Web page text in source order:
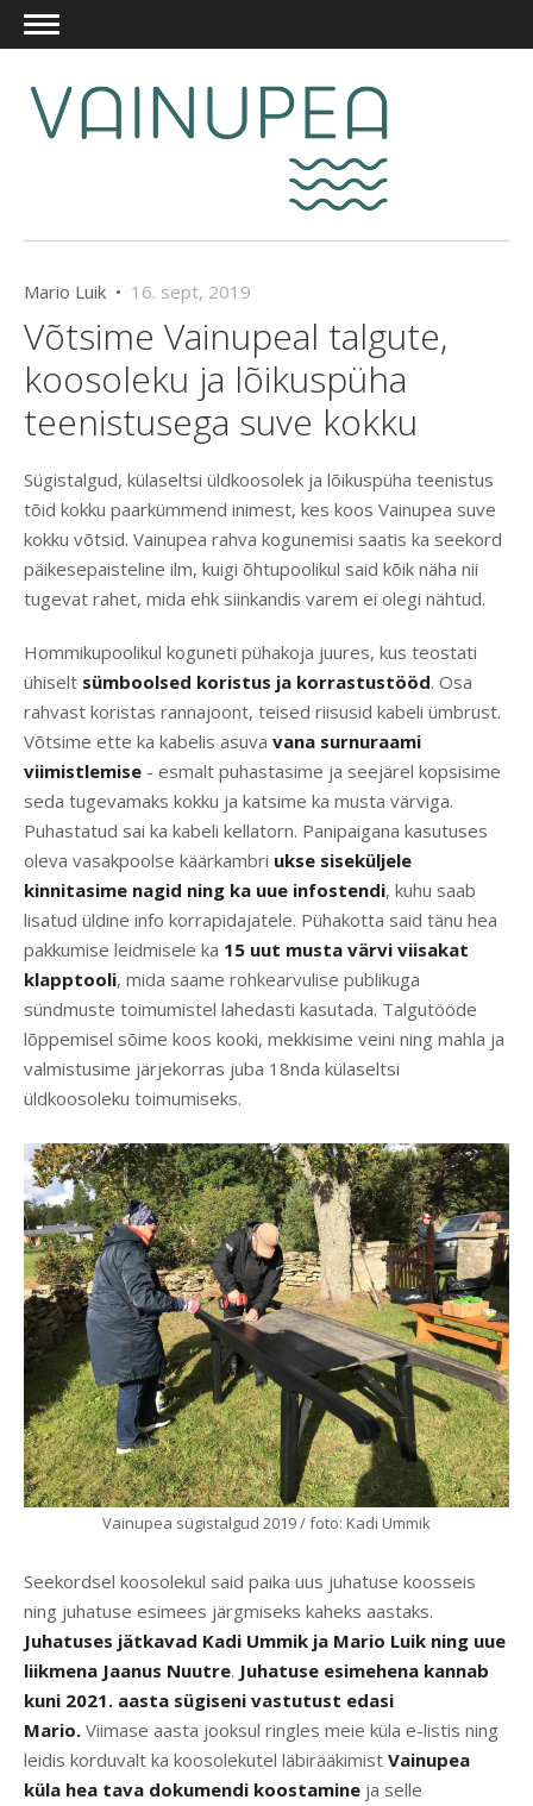
Mario Luik • 16. sept, 2019
Võtsime Vainupeal talgute,
koosoleku ja lõikuspüha
teenistusega suve kokku
Sügistalgud, külaseltsi üldkoosolek ja lõikuspüha teenistus
tõid kokku paarkümmend inimest, kes koos Vainupea suve
kokku võtsid. Vainupea rahva kogunemisi saatis ka seekord
päikesepaisteline ilm, kuigi õhtupoolikul said kõik näha nii
tugevat rahet, mida ehk siinkandis varem ei olegi nähtud.
Hommikupoolikul koguneti pühakoja juures, kus teostati
ühiselt sümboolsed koristus ja korrastustööd. Osa
rahvast koristas rannajoont, teised riisusid kabeli ümbrust.
Võtsime ette ka kabelis asuva vana surnuraami
viimistlemise - esmalt puhastasime ja seejärel kopsisime
seda tugevamaks kokku ja katsime ka musta värviga.
Puhastatud sai ka kabeli kellatorn. Panipaigana kasutuses
oleva vasakpoolse käärkambri ukse siseküljele
kinnitasime nagid ning ka uue infostendi, kuhu saab
lisatud üldine info korrapidajatele. Pühakotta said tänu hea
pakkumise leidmisele ka 15 uut musta värvi viisakat
klapptooli, mida saame rohkearvulise publikuga
sündmuste toimumistel lahedasti kasutada. Talgutööde
lõppemisel sõime koos kooki, mekkisime veini ning mahla ja
valmistusime järjekorras juba 18nda külaseltsi
üldkoosoleku toimumiseks.
Vainupea sügistalgud 2019 / foto: Kadi Ummik
Seekordsel koosolekul said paika uus juhatuse koosseis
ning juhatuse esimees järgmiseks kaheks aastaks.
Juhatuses jätkavad Kadi Ummik ja Mario Luik ning uue
liikmena Jaanus Nuutre. Juhatuse esimehena kannab
kuni 2021. aasta sügiseni vastutust edasi
Mario. Viimase aasta jooksul ringles meie küla e-listis ning
leidis korduvalt ka koosolekutel läbirääkimist Vainupea
küla hea tava dokumendi koostamine ja selle